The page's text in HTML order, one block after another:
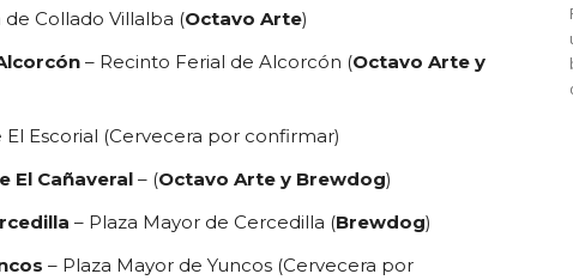
Collado Villalba (Octavo Arte)
– Recinto Ferial de Alcorcón (Octavo Arte y
El Escorial (Cervecera por confirmar)
El Cañaveral – (Octavo Arte y Brewdog)
– Plaza Mayor de Cercedilla (Brewdog)
– Plaza Mayor de Yuncos (Cervecera por